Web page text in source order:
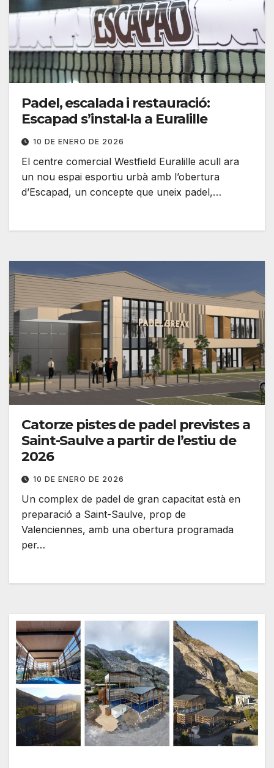
Padel, escalada i restauració:
Escapad s’instal·la a Euralille
10 DE ENERO DE 2026
El centre comercial Westfield Euralille acull ara
un nou espai esportiu urbà amb l’obertura
d’Escapad, un concepte que uneix padel,…
Catorze pistes de padel previstes a
Saint-Saulve a partir de l’estiu de
2026
10 DE ENERO DE 2026
Un complex de padel de gran capacitat està en
preparació a Saint-Saulve, prop de
Valenciennes, amb una obertura programada
per…